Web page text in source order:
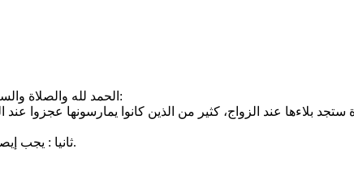
الحمد لله والصلاة والسلام على سيدنا محمد وعلى آله وأصحابه أجمعين وبعد أخي الكريم:
بلاءها عند الزواج، كثير من الذين كانوا يمارسونها عجزوا
ثانيا : يجب إيصال الماء لكل شعر وبشر، لا يجوز أن تترك شعرة واحدة دون غسل.